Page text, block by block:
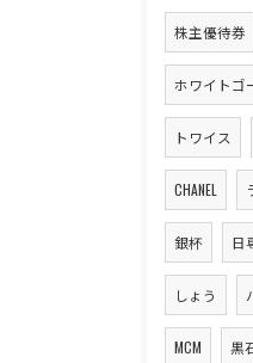
株主優待券
ホワイトゴ
トワイス
CHANEL
銀杯 日
しょう
MCM 黒